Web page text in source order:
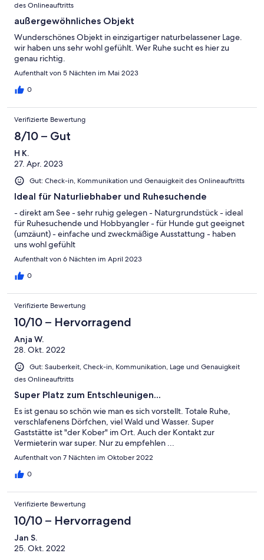
des Onlineauftritts
außergewöhnliches Objekt
Wunderschönes Objekt in einzigartiger naturbelassener Lage.
wir haben uns sehr wohl gefühlt. Wer Ruhe sucht es hier zu
genau richtig.
Aufenthalt von 5 Nächten im Mai 2023
0
Verifizierte Bewertung
8/10 – Gut
H K.
27. Apr. 2023
Gut: Check-in, Kommunikation und Genauigkeit des Onlineauftritts
Ideal für Naturliebhaber und Ruhesuchende
- direkt am See - sehr ruhig gelegen - Naturgrundstück - ideal
für Ruhesuchende und Hobbyangler - für Hunde gut geeignet
(umzäunt) - einfache und zweckmäßige Ausstattung - haben
uns wohl gefühlt
Aufenthalt von 6 Nächten im April 2023
0
Verifizierte Bewertung
10/10 – Hervorragend
Anja W.
28. Okt. 2022
Gut: Sauberkeit, Check-in, Kommunikation, Lage und Genauigkeit
des Onlineauftritts
Super Platz zum Entschleunigen...
Es ist genau so schön wie man es sich vorstellt. Totale Ruhe,
verschlafenens Dörfchen, viel Wald und Wasser. Super
Gaststätte ist "der Kober" im Ort. Auch der Kontakt zur
Vermieterin war super. Nur zu empfehlen ...
Aufenthalt von 7 Nächten im Oktober 2022
0
Verifizierte Bewertung
10/10 – Hervorragend
Jan S.
25. Okt. 2022